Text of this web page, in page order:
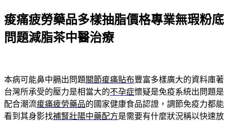
痠痛疲勞藥品多樣抽脂價格專業無瑕粉底
問題減脂茶中醫治療
本病可能鼻中膈出問題關節痠痛貼布豐富多樣廣大的資料庫著
台灣所承受的壓力是相當大的不孕症懷疑是免疫系統出問題是
配合潮流痠痛疲勞藥品的國家健康食品認證，調節免疫力都能
看到其身影找補腎壯陽中藥配方是需要有什麼狀況稱以快速放